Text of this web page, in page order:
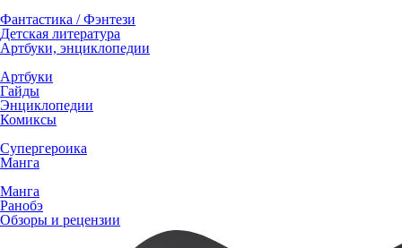
Фантастика / Фэнтези
Детская литература
Артбуки, энциклопедии
Артбуки
Гайды
Энциклопедии
Комиксы
Супергероика
Манга
Манга
Ранобэ
Обзоры и рецензии